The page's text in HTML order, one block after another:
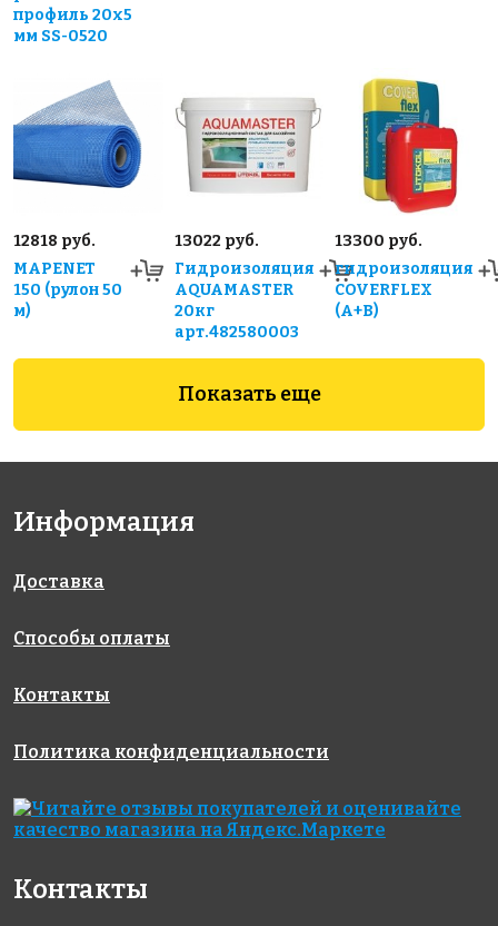
профиль 20х5
мм SS-0520
12818 руб.
MAPENET
150 (рулон 50
м)
13022 руб.
Гидроизоляция
AQUAMASTER
20кг
арт.482580003
13300 руб.
гидроизоляция
COVERFLEX
(А+B)
Показать еще
Информация
Доставка
Способы оплаты
Контакты
Политика конфиденциальности
Контакты